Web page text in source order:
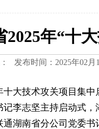
2025年“十
发布时间：2025年02
十大技术攻关项目集
李志坚主持启动式
湖南省分公司党委书